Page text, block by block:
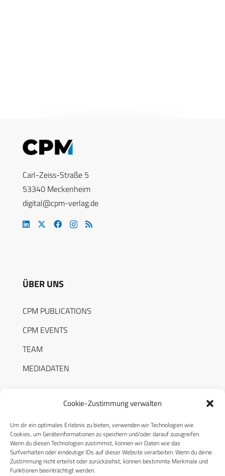
Cookie-Zustimmung verwalten
Um dir ein optimales Erlebnis zu bieten, verwenden wir Technologien wie
Cookies, um Geräteinformationen zu speichern und/oder darauf zuzugreifen.
Wenn du diesen Technologien zustimmst, können wir Daten wie das
Surfverhalten oder eindeutige IDs auf dieser Website verarbeiten. Wenn du deine
Zustimmung nicht erteilst oder zurückziehst, können bestimmte Merkmale und
Funktionen beeinträchtigt werden.
Carl-Zeiss-Straße 5
53340 Meckenheim
digital@cpm-verlag.de
ÜBER UNS
CPM PUBLICATIONS
CPM EVENTS
TEAM
MEDIADATEN
RECHTLICHES
Datenschutzerklärung